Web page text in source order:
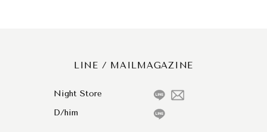
LINE / MAILMAGAZINE
Night Store
D/him